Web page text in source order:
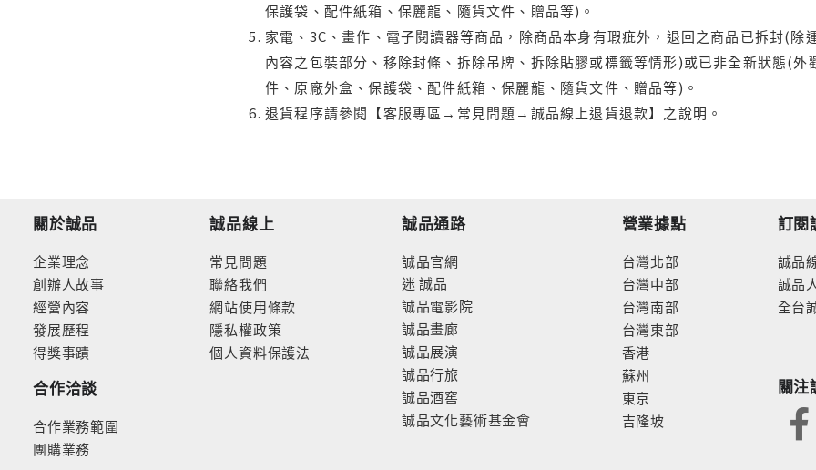
保護袋、配件紙箱、保麗龍、隨貨文件、贈品等)。
家電、3C、畫作、電子閱讀器等商品，除商品本身有瑕疵外，退回之商品已拆封(
內容之包裝部分、移除封條、拆除吊牌、拆除貼膠或標籤等情形)或已非全新狀態(
件、原廠外盒、保護袋、配件紙箱、保麗龍、隨貨文件、贈品等)。
退貨程序請參閱【客服專區→常見問題→誠品線上退貨退款】之說明。
關於誠品
企業理念
創辦人故事
經營內容
發展歷程
得獎事蹟
合作洽談
合作業務範圍
團購業務
誠品線上
常見問題
聯絡我們
網站使用條款
隱私權政策
個人資料保護法
誠品通路
誠品官網
迷 誠品
誠品電影院
誠品畫廊
誠品展演
誠品行旅
誠品酒窖
誠品文化藝術基金會
營業據點
台灣北部
台灣中部
台灣南部
台灣東部
香港
蘇州
東京
吉隆坡
訂閱
誠品
誠品
全台
關注